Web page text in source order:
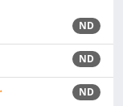
ND
ND
ND